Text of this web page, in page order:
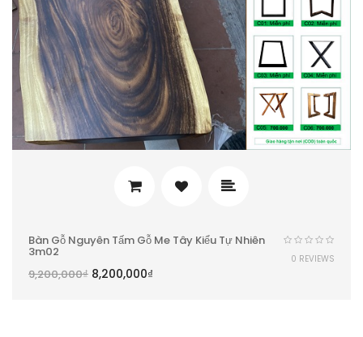
Bàn Gỗ Nguyên Tấm Gỗ Me Tây Kiểu Tự Nhiên
3m02
9,200,000₫ 8,200,000₫
0 REVIEWS